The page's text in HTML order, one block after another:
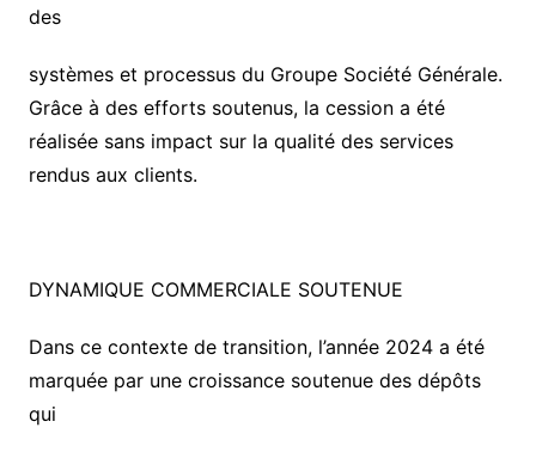
des
systèmes et processus du Groupe Société Générale.
Grâce à des efforts soutenus, la cession a été
réalisée sans impact sur la qualité des services
rendus aux clients.
DYNAMIQUE COMMERCIALE SOUTENUE
Dans ce contexte de transition, l’année 2024 a été
marquée par une croissance soutenue des dépôts
qui